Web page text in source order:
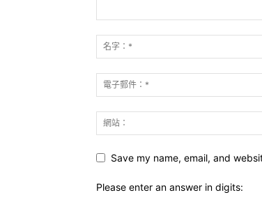
Save my name, email, and
Please enter an answer in digits: